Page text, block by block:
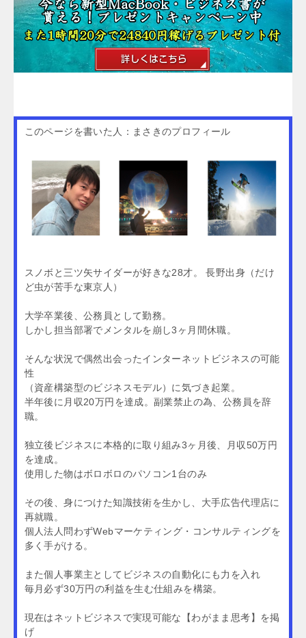
このページを書いた人：まさきのプロフィール
スノボと三ツ矢サイダーが好きな28才。 長野出身（だけ
ど虫が苦手な東京人）
大学卒業後、公務員として勤務。
しかし担当部署でメンタルを崩し3ヶ月間休職。
そんな状況で偶然出会ったインターネットビジネスの可能
性
（資産構築型のビジネスモデル）に気づき起業。
半年後に月収20万円を達成。副業禁止の為、公務員を辞
職。
独立後ビジネスに本格的に取り組み3ヶ月後、月収50万円
を達成。
使用した物はボロボロのパソコン1台のみ
その後、身につけた知識技術を生かし、大手広告代理店に
再就職。
個人法人問わずWebマーケティング・コンサルティングを
多く手がける。
また個人事業主としてビジネスの自動化にも力を入れ
毎月必ず30万円の利益を生む仕組みを構築。
現在はネットビジネスで実現可能な【わがまま思考】を掲
げ